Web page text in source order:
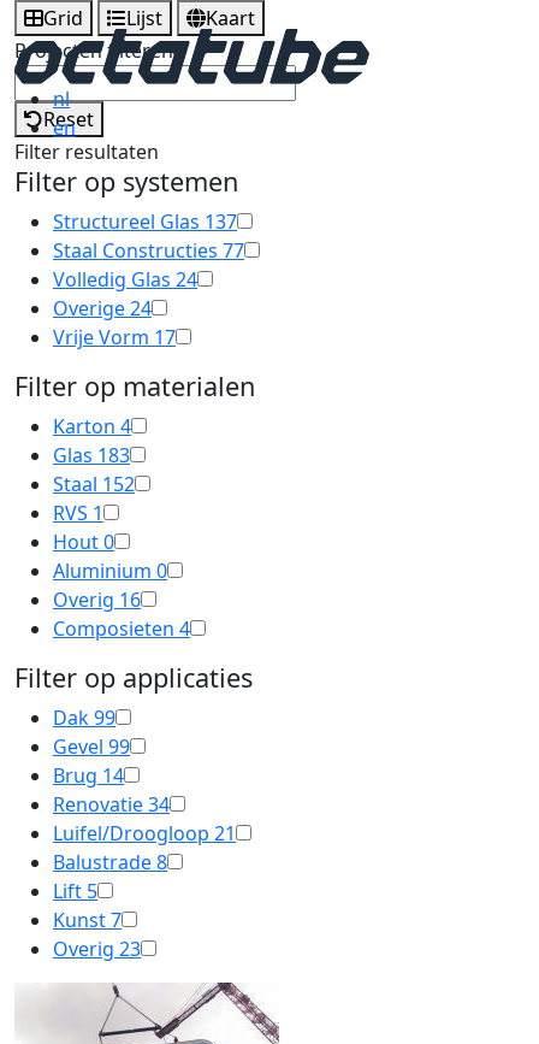
nl
en
Grid Lijst
Kaart
Projecten filteren
Reset
Filter resultaten
Filter op systemen
Structureel Glas 137
Staal Constructies 77
Volledig Glas 24
Overige24
Vrije Vorm 17
Filter op materialen
Karton 4
Glas 183
Staal 152
RVS 1
Hout0
Aluminium 0
Overig 16
Composieten 4
Filter op applicaties
Dak99
Gevel 99
Brug 14
Renovatie34
Luifel/Droogloop 21
Balustrade8
Lift 5
Kunst7
Overig 23